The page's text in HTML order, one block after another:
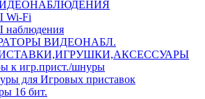
Fi
ВИДЕОНАБЛ.
к игр.прист./шнуры
для Игровых приставок
16 бит.